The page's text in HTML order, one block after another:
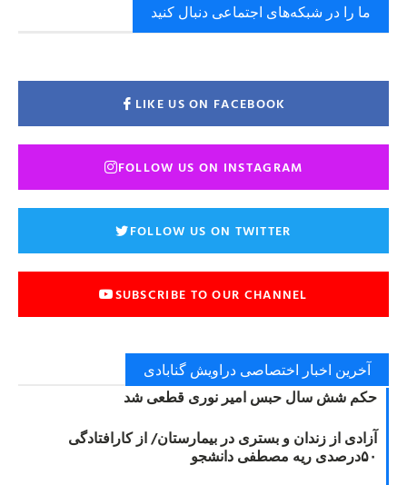
ما را در شبکه‌های اجتماعی دنبال کنید
LIKE US ON FACEBOOK
FOLLOW US ON INSTAGRAM
FOLLOW US ON TWITTER
SUBSCRIBE TO OUR CHANNEL
آخرین اخبار اختصاصی دراویش گنابادی
حکم شش سال حبس امیر نوری قطعی شد
آزادی از زندان و بستری در بیمارستان/ از کارافتادگی
۵۰درصدی ریه مصطفی دانشجو